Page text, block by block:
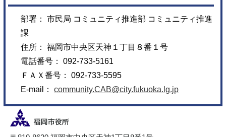
部署： 市民局 コミュニティ推進部 コミュニティ推進
課
住所： 福岡市中央区天神１丁目８番１号
電話番号： 092-733-5161
ＦＡＸ番号： 092-733-5595
E-mail：community.CAB@city.fukuoka.lg.jp